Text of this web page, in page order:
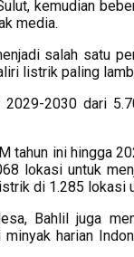
kemudian
media.
salah satu
listrik paling
2030 dari
tahun ini hingga
lokasi untuk
di 1.285 lokasi
Bahlil juga
harian